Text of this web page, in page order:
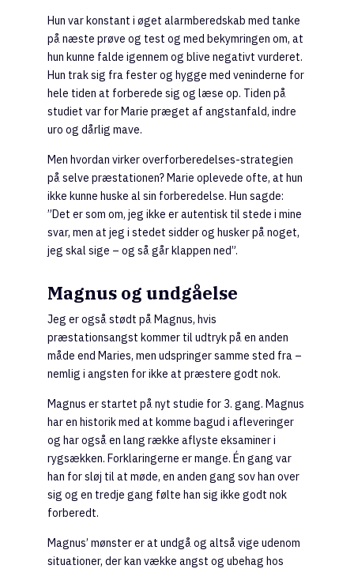
Hun var konstant i øget alarmberedskab med tanke
på næste prøve og test og med bekymringen om, at
hun kunne falde igennem og blive negativt vurderet.
Hun trak sig fra fester og hygge med veninderne for
hele tiden at forberede sig og læse op. Tiden på
studiet var for Marie præget af angstanfald, indre
uro og dårlig mave.
Men hvordan virker overforberedelses-strategien
på selve præstationen? Marie oplevede ofte, at hun
ikke kunne huske al sin forberedelse. Hun sagde:
”Det er som om, jeg ikke er autentisk til stede i mine
svar, men at jeg i stedet sidder og husker på noget,
jeg skal sige – og så går klappen ned”.
Magnus og undgåelse
Jeg er også stødt på Magnus, hvis
præstationsangst kommer til udtryk på en anden
måde end Maries, men udspringer samme sted fra –
nemlig i angsten for ikke at præstere godt nok.
Magnus er startet på nyt studie for 3. gang. Magnus
har en historik med at komme bagud i afleveringer
og har også en lang række aflyste eksaminer i
rygsækken. Forklaringerne er mange. Én gang var
han for sløj til at møde, en anden gang sov han over
sig og en tredje gang følte han sig ikke godt nok
forberedt.
Magnus’ mønster er at undgå og altså vige udenom
situationer, der kan vække angst og ubehag hos